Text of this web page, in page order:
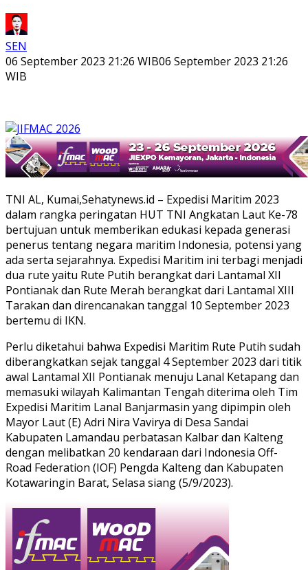
SEN
06 September 2023 21:26 WIB06 September 2023 21:26
WIB
TNI AL, Kumai,Sehatynews.id – Expedisi Maritim 2023
dalam rangka peringatan HUT TNI Angkatan Laut Ke-78
bertujuan untuk memberikan edukasi kepada generasi
penerus tentang negara maritim Indonesia, potensi yang
ada serta sejarahnya. Expedisi Maritim ini terbagi menjadi
dua rute yaitu Rute Putih berangkat dari Lantamal XII
Pontianak dan Rute Merah berangkat dari Lantamal XIII
Tarakan dan direncanakan tanggal 10 September 2023
bertemu di IKN.
Perlu diketahui bahwa Expedisi Maritim Rute Putih sudah
diberangkatkan sejak tanggal 4 September 2023 dari titik
awal Lantamal XII Pontianak menuju Lanal Ketapang dan
memasuki wilayah Kalimantan Tengah diterima oleh Tim
Expedisi Maritim Lanal Banjarmasin yang dipimpin oleh
Mayor Laut (E) Adri Nira Vavirya di Desa Sandai
Kabupaten Lamandau perbatasan Kalbar dan Kalteng
dengan melibatkan 20 kendaraan dari Indonesia Off-
Road Federation (IOF) Pengda Kalteng dan Kabupaten
Kotawaringin Barat, Selasa siang (5/9/2023).